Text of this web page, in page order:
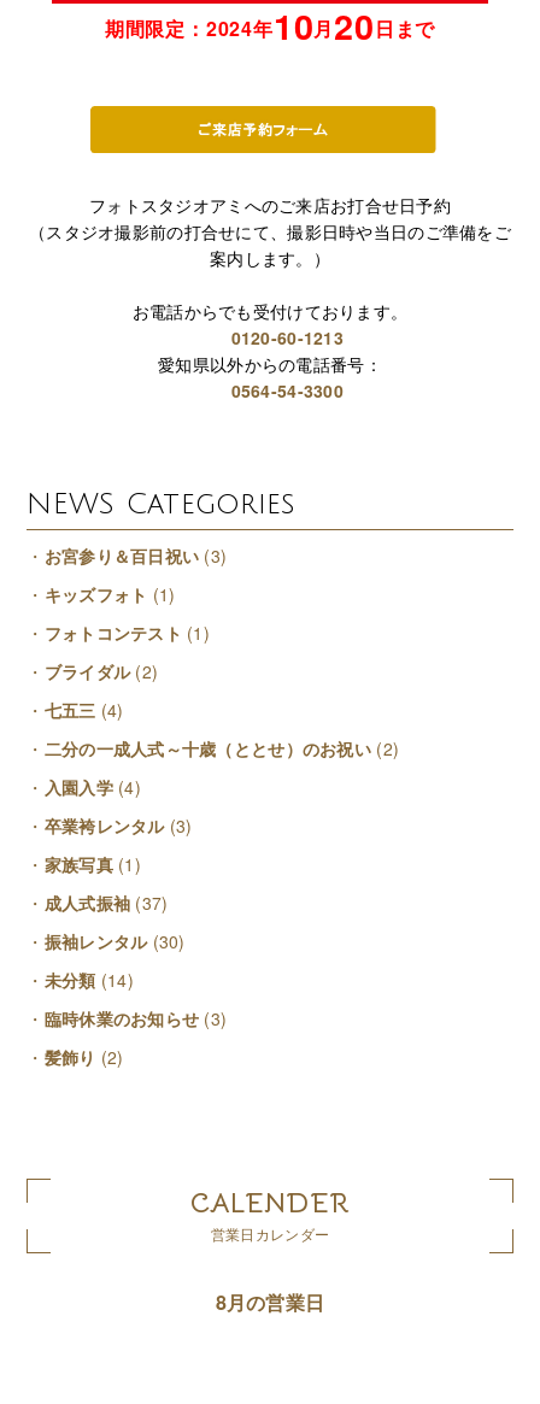
期間限定：2024年10月20日まで
フォトスタジオアミへのご来店お打合せ日予約
（スタジオ撮影前の打合せにて、撮影日時や当日のご準備をご
案内します。）
お電話からでも受付けております。
0120-60-1213
愛知県以外からの電話番号：
0564-54-3300
NEWS Categories
お宮参り＆百日祝い (3)
キッズフォト (1)
フォトコンテスト (1)
ブライダル(2)
七五三 (4)
二分の一成人式～十歳（ととせ）のお祝い (2)
入園入学(4)
卒業袴レンタル(3)
家族写真(1)
成人式振袖 (37)
振袖レンタル(30)
未分類 (14)
臨時休業のお知らせ (3)
髪飾り (2)
CALENDER
営業日カレンダー
8月の営業日